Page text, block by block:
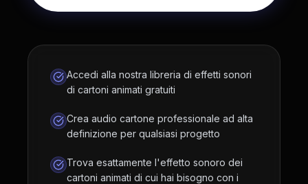
Accedi alla nostra libreria di effetti sonori
di cartoni animati gratuiti
Crea audio cartone professionale ad alta
definizione per qualsiasi progetto
Trova esattamente l'effetto sonoro dei
cartoni animati di cui hai bisogno con i